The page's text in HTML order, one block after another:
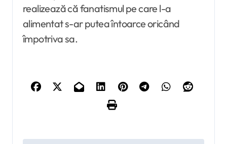
realizează că fanatismul pe care l-a
alimentat s-ar putea întoarce oricând
împotriva sa.